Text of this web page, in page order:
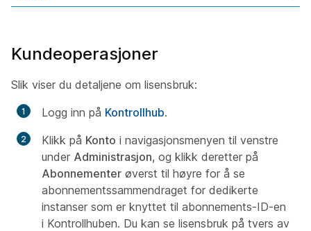
Kundeoperasjoner
Slik viser du detaljene om lisensbruk:
Logg inn på Kontrollhub.
Klikk på Konto i navigasjonsmenyen til venstre
under Administrasjon, og klikk deretter på
Abonnementer øverst til høyre for å se
abonnementssammendraget for dedikerte
instanser som er knyttet til abonnements-ID-en
i Kontrollhuben. Du kan se lisensbruk på tvers av